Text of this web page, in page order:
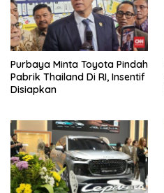
Purbaya Minta Toyota Pindah
Pabrik Thailand Di RI, Insentif
Disiapkan